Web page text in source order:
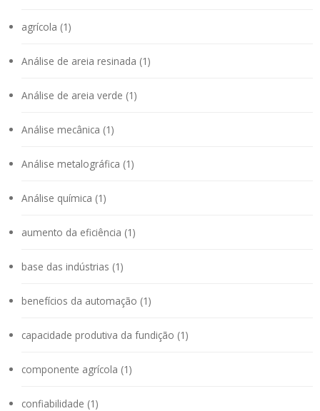
agrícola (1)
Análise de areia resinada (1)
Análise de areia verde (1)
Análise mecânica (1)
Análise metalográfica (1)
Análise química (1)
aumento da eficiência (1)
base das indústrias (1)
benefícios da automação (1)
capacidade produtiva da fundição (1)
componente agrícola (1)
confiabilidade (1)